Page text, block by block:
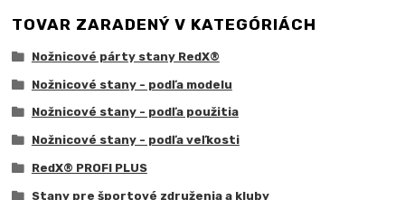
TOVAR ZARADENÝ V KATEGÓRIÁCH
Nožnicové párty stany RedX®
Nožnicové stany - podľa modelu
Nožnicové stany - podľa použitia
Nožnicové stany - podľa veľkosti
RedX® PROFI PLUS
Stany pre športové združenia a kluby